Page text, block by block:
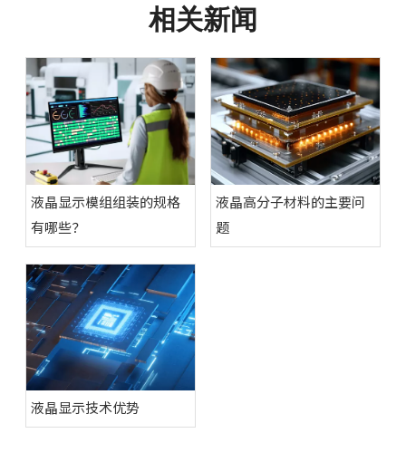
相关新闻
液晶显示模组组装的规格
有哪些？
液晶高分子材料的主要问
题
液晶显示技术优势